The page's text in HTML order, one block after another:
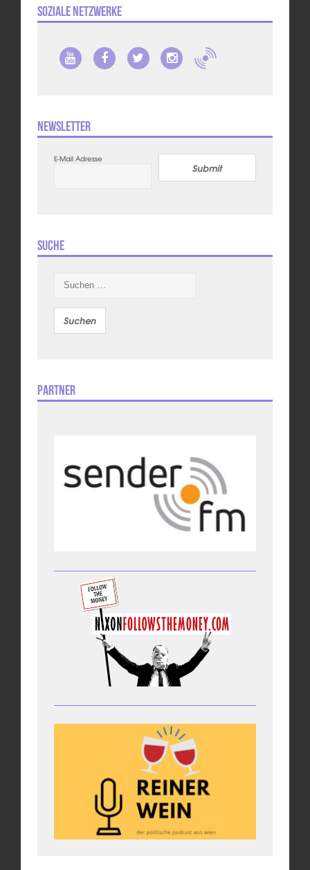
Soziale Netzwerke
Newsletter
E-Mail Adresse
Submit
Suche
nach:
Partner